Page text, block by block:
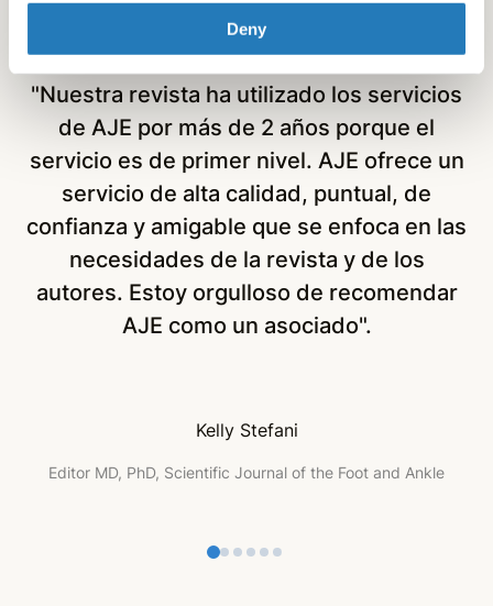
Deny
"Nuestra revista ha utilizado los servicios
de AJE por más de 2 años porque el
servicio es de primer nivel. AJE ofrece un
servicio de alta calidad, puntual, de
confianza y amigable que se enfoca en las
necesidades de la revista y de los
autores. Estoy orgulloso de recomendar
AJE como un asociado".
Kelly Stefani
Editor MD, PhD, Scientific Journal of the Foot and Ankle